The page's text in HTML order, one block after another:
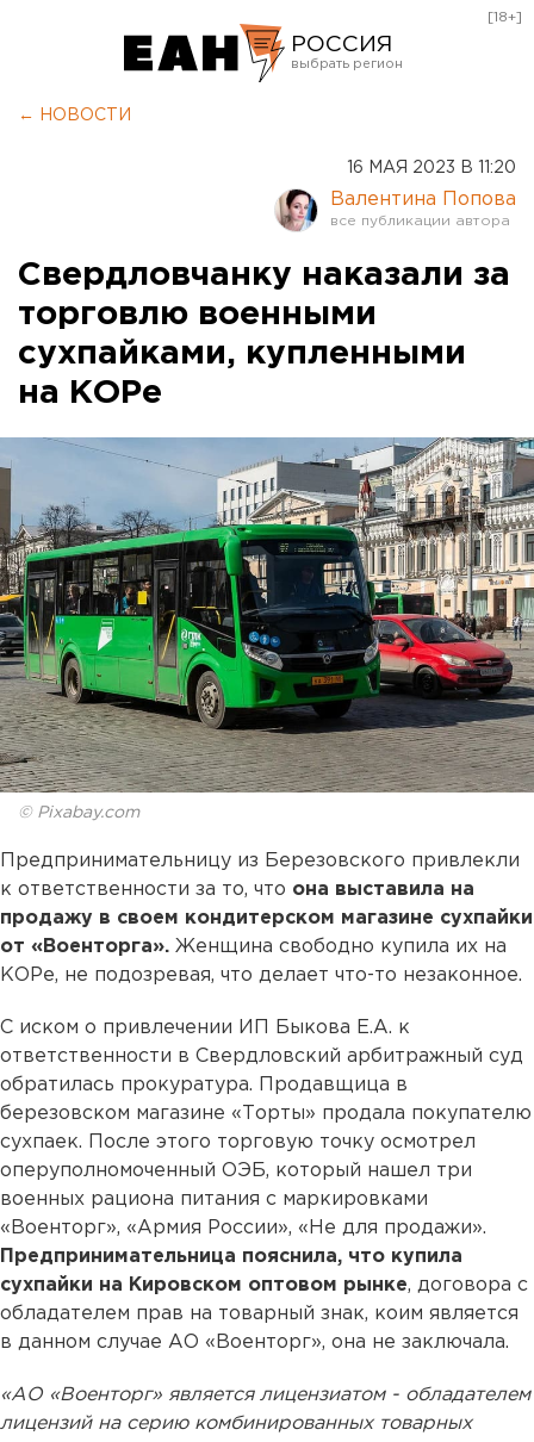
РОССИЯ
Курган
Оренбург
[18+]
← НОВОСТИ
16 МАЯ 2023 В 11:20
Валентина Попова
Свердловчанку наказали за
торговлю военными
сухпайками, купленными
на КОРе
© Pixabay.com
Предпринимательницу из Березовского привлекли
к ответственности за то, что она выставила на
продажу в своем кондитерском магазине сухпайки
от «Военторга». Женщина свободно купила их на
КОРе, не подозревая, что делает что-то незаконное.
С иском о привлечении ИП Быкова Е.А. к
ответственности в Свердловский арбитражный суд
обратилась прокуратура. Продавщица в
березовском магазине «Торты» продала покупателю
сухпаек. После этого торговую точку осмотрел
оперуполномоченный ОЭБ, который нашел три
военных рациона питания с маркировками
«Военторг», «Армия России», «Не для продажи».
Предпринимательница пояснила, что купила
сухпайки на Кировском оптовом рынке, договора с
обладателем прав на товарный знак, коим является
в данном случае АО «Военторг», она не заключала.
«АО «Военторг» является лицензиатом - обладателем
лицензий на серию комбинированных товарных